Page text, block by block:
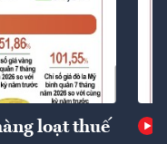
loạt thuế